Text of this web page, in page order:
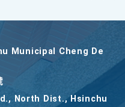
Municipal Cheng De
North Dist., Hsinchu